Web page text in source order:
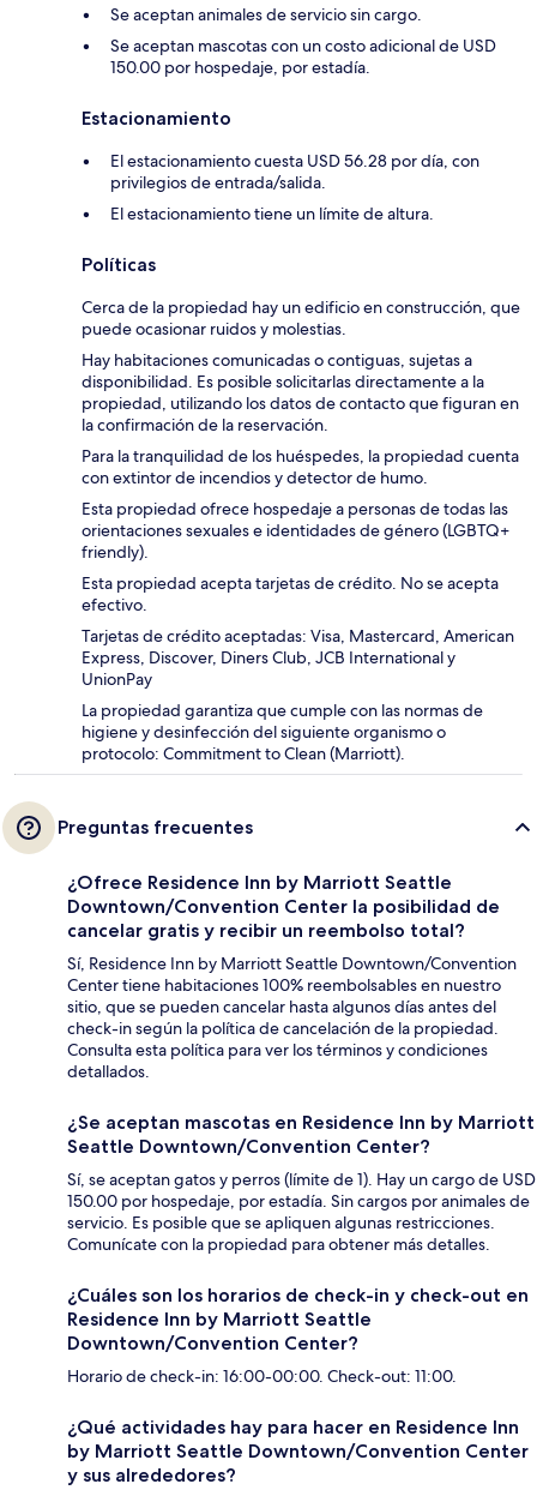
Se aceptan animales de servicio sin cargo.
Se aceptan mascotas con un costo adicional de USD
150.00 por hospedaje, por estadía.
Estacionamiento
El estacionamiento cuesta USD 56.28 por día, con
privilegios de entrada/salida.
El estacionamiento tiene un límite de altura.
Políticas
Cerca de la propiedad hay un edificio en construcción, que
puede ocasionar ruidos y molestias.
Hay habitaciones comunicadas o contiguas, sujetas a
disponibilidad. Es posible solicitarlas directamente a la
propiedad, utilizando los datos de contacto que figuran en
la confirmación de la reservación.
Para la tranquilidad de los huéspedes, la propiedad cuenta
con extintor de incendios y detector de humo.
Esta propiedad ofrece hospedaje a personas de todas las
orientaciones sexuales e identidades de género (LGBTQ+
friendly).
Esta propiedad acepta tarjetas de crédito. No se acepta
efectivo.
Tarjetas de crédito aceptadas: Visa, Mastercard, American
Express, Discover, Diners Club, JCB International y
UnionPay
La propiedad garantiza que cumple con las normas de
higiene y desinfección del siguiente organismo o
protocolo: Commitment to Clean (Marriott).
Preguntas frecuentes
¿Ofrece Residence Inn by Marriott Seattle
Downtown/Convention Center la posibilidad de
cancelar gratis y recibir un reembolso total?
Sí, Residence Inn by Marriott Seattle Downtown/Convention
Center tiene habitaciones 100% reembolsables en nuestro
sitio, que se pueden cancelar hasta algunos días antes del
check-in según la política de cancelación de la propiedad.
Consulta esta política para ver los términos y condiciones
detallados.
¿Se aceptan mascotas en Residence Inn by Marriott
Seattle Downtown/Convention Center?
Sí, se aceptan gatos y perros (límite de 1). Hay un cargo de USD
150.00 por hospedaje, por estadía. Sin cargos por animales de
servicio. Es posible que se apliquen algunas restricciones.
Comunícate con la propiedad para obtener más detalles.
¿Cuáles son los horarios de check-in y check-out en
Residence Inn by Marriott Seattle
Downtown/Convention Center?
Horario de check-in: 16:00-00:00. Check-out: 11:00.
¿Qué actividades hay para hacer en Residence Inn
by Marriott Seattle Downtown/Convention Center
y sus alrededores?